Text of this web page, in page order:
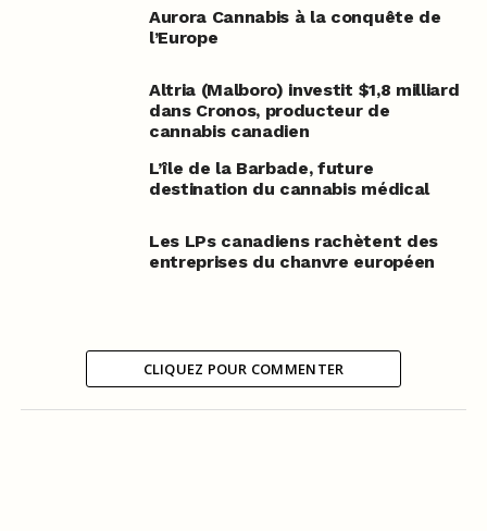
Aurora Cannabis à la conquête de
l’Europe
Altria (Malboro) investit $1,8 milliard
dans Cronos, producteur de
cannabis canadien
L’île de la Barbade, future
destination du cannabis médical
Les LPs canadiens rachètent des
entreprises du chanvre européen
CLIQUEZ POUR COMMENTER